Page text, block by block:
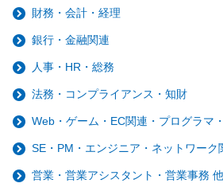
財務・会計・経理
銀行・金融関連
人事・HR・総務
法務・コンプライアンス・知財
Web・ゲーム・EC関連・プログラマ
SE・PM・エンジニア・ネットワーク
営業・営業アシスタント・営業事務 他